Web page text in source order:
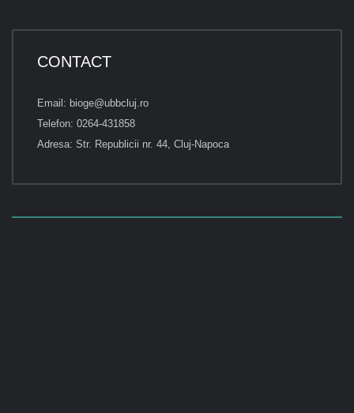
CONTACT
Email: bioge@ubbcluj.ro
Telefon: 0264-431858
Adresa: Str. Republicii nr. 44, Cluj-Napoca